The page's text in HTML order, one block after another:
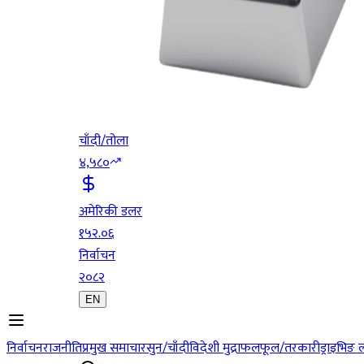
चाँदी/तोला
४,५८०
अमेरिकी डलर
१५२.०६
निर्वाचन
२०८२
EN
निर्वाचनराजनीतिप्रमुख समाचारसुन/चाँदीविदेशी मुद्राफलफूल/तरकारी